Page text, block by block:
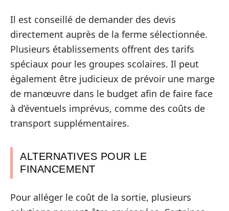
Il est conseillé de demander des devis
directement auprès de la ferme sélectionnée.
Plusieurs établissements offrent des tarifs
spéciaux pour les groupes scolaires. Il peut
également être judicieux de prévoir une marge
de manœuvre dans le budget afin de faire face
à d’éventuels imprévus, comme des coûts de
transport supplémentaires.
ALTERNATIVES POUR LE
FINANCEMENT
Pour alléger le coût de la sortie, plusieurs